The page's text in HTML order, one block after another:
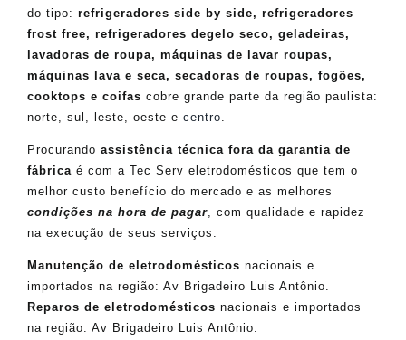
do tipo: refrigeradores side by side, refrigeradores
frost free, refrigeradores degelo seco, geladeiras,
lavadoras de roupa, máquinas de lavar roupas,
máquinas lava e seca, secadoras de roupas, fogões,
cooktops e coifas cobre grande parte da região paulista:
norte, sul, leste, oeste e centro
Procurando assistência técnica fora da garantia de
fábrica é com a Tec Serv eletrodomésticos que tem o
melhor custo benefício do mercado e as melhores
condições na hora de pagar , com qualidade e rapidez
na execução de seus serviços:
Manutenção de eletrodomésticos nacionais e
importados na região: Av Brigadeiro Luis Antônio.
Reparos de eletrodomésticos nacionais e importados
na região: Av Brigadeiro Luis Antônio.